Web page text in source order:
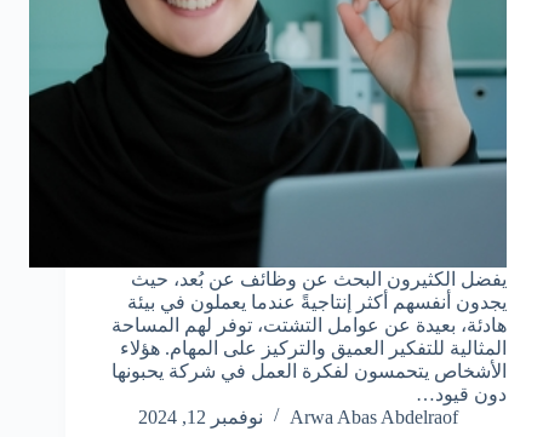
يفضل الكثيرون البحث عن وظائف عن بُعد، حيث
يجدون أنفسهم أكثر إنتاجيةً عندما يعملون في بيئة
هادئة، بعيدة عن عوامل التشتت، توفر لهم المساحة
المثالية للتفكير العميق والتركيز على المهام. هؤلاء
الأشخاص يتحمسون لفكرة العمل في شركة يحبونها
دون قيود…
Arwa Abas Abdelraof
نوفمبر 12, 2024